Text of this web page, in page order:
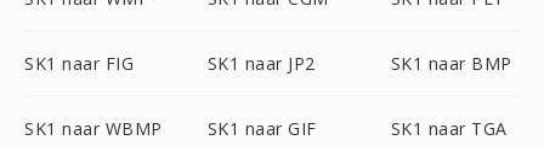
SK1 naar FIG SK1 naar JP2 SK1 naar BMP
SK1 naar WBMP SK1 naar GIF SK1 naar TGA